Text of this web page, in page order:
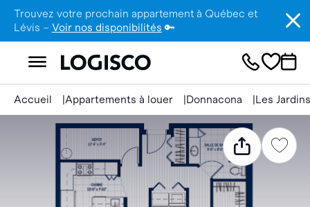
Trouvez votre prochain appartement à Québec et
Lévis – Voir nos disponibilités 🔑
Accueil Appartements à louer Donnacona Les